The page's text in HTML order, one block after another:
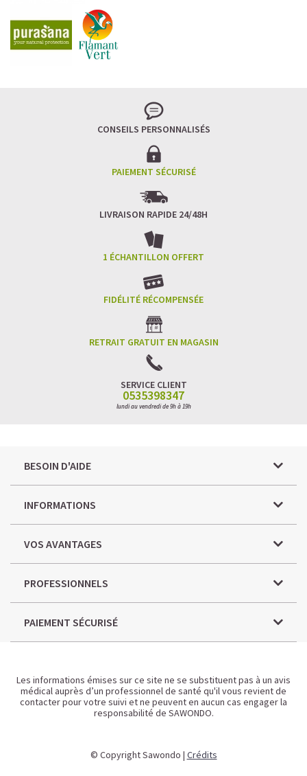
CONSEILS PERSONNALISÉS
PAIEMENT SÉCURISÉ
LIVRAISON RAPIDE 24/48H
1 ÉCHANTILLON OFFERT
FIDÉLITÉ RÉCOMPENSÉE
RETRAIT GRATUIT EN MAGASIN
SERVICE CLIENT
0535398347
lundi au vendredi de 9h à 19h
BESOIN D'AIDE
INFORMATIONS
VOS AVANTAGES
PROFESSIONNELS
PAIEMENT SÉCURISÉ
Les informations émises sur ce site ne se substituent pas à un avis
médical auprès d’un professionnel de santé qu'il vous revient de
contacter pour votre suivi et ne peuvent en aucun cas engager la
responsabilité de SAWONDO.
© Copyright Sawondo | Crédits